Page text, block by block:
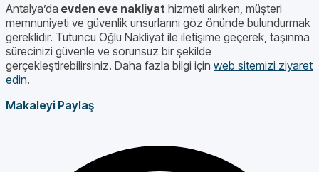
Antalya’da evden eve nakliyat hizmeti alırken, müşteri
memnuniyeti ve güvenlik unsurlarını göz önünde bulundurmak
gereklidir. Tutuncu Oğlu Nakliyat ile iletişime geçerek, taşınma
sürecinizi güvenle ve sorunsuz bir şekilde
gerçekleştirebilirsiniz. Daha fazla bilgi için web sitemizi ziyaret
edin.
Makaleyi Paylaş